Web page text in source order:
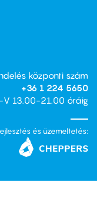
központi szám
+36 1 224 5650
V 13.00-21.00 óráig
és üzemeltetés: